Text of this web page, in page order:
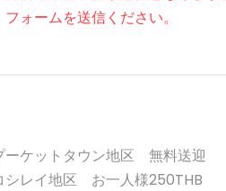
ォームを送信ください。
ーケットタウン地区 無料送迎
シレイ地区 お一人様250THB